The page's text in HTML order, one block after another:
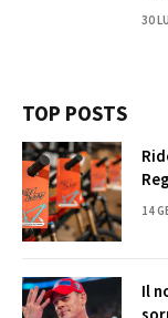
30
TOP POSTS
14
Il